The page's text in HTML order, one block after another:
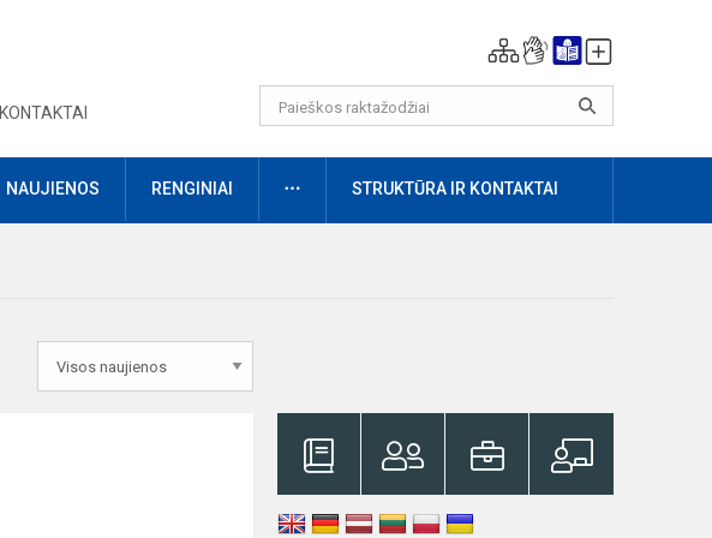
KONTAKTAI
NAUJIENOS RENGINIAI DAUGIAUSTRUKTŪRA IR KONTAKTAI